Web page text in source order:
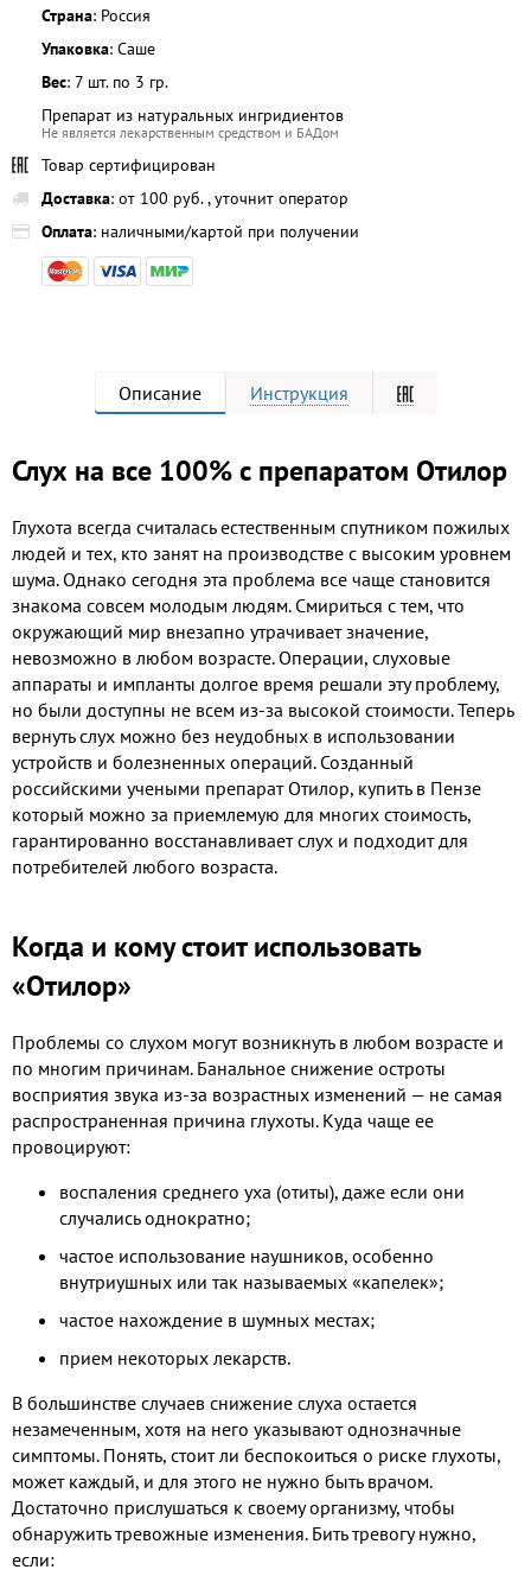
Страна: Россия
Упаковка: Саше
Вес: 7 шт. по 3 гр.
Препарат из натуральных ингридиентов
Не является лекарственным средством и БАДом
Товар сертифицирован
Доставка: от 100 руб. , уточнит оператор
Оплата: наличными/картой при получении
Описание Инструкция
Слух на все 100% с препаратом Отилор
Глухота всегда считалась естественным спутником пожилых
людей и тех, кто занят на производстве с высоким уровнем
шума. Однако сегодня эта проблема все чаще становится
знакома совсем молодым людям. Смириться с тем, что
окружающий мир внезапно утрачивает значение,
невозможно в любом возрасте. Операции, слуховые
аппараты и импланты долгое время решали эту проблему,
но были доступны не всем из-за высокой стоимости. Теперь
вернуть слух можно без неудобных в использовании
устройств и болезненных операций. Созданный
российскими учеными препарат Отилор, купить в Пензе
который можно за приемлемую для многих стоимость,
гарантированно восстанавливает слух и подходит для
потребителей любого возраста.
Когда и кому стоит использовать
«Отилор»
Проблемы со слухом могут возникнуть в любом возрасте и
по многим причинам. Банальное снижение остроты
восприятия звука из-за возрастных изменений — не самая
распространенная причина глухоты. Куда чаще ее
провоцируют:
воспаления среднего уха (отиты), даже если они
случались однократно;
частое использование наушников, особенно
внутриушных или так называемых «капелек»;
частое нахождение в шумных местах;
прием некоторых лекарств.
В большинстве случаев снижение слуха остается
незамеченным, хотя на него указывают однозначные
симптомы. Понять, стоит ли беспокоиться о риске глухоты,
может каждый, и для этого не нужно быть врачом.
Достаточно прислушаться к своему организму, чтобы
обнаружить тревожные изменения. Бить тревогу нужно,
если: